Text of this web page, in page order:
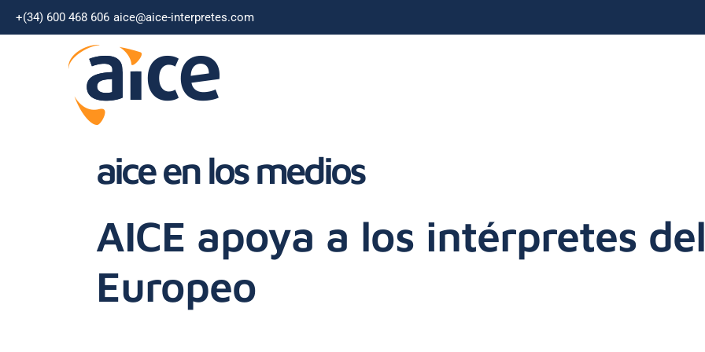
+(34) 600 468 606 aice@aice-interpretes.com
aice en los medios
AICE apoya a los intérpretes
Europeo